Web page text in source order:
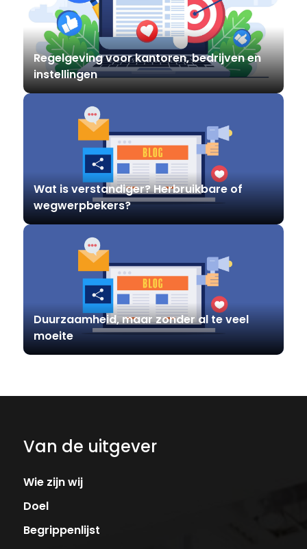
Regelgeving voor kantoren, bedrijven en
instellingen
Wat is verstandiger? Herbruikbare of
wegwerpbekers?
Duurzaamheid, maar zonder al te veel
moeite
Van de uitgever
Wie zijn wij
Doel
Begrippenlijst